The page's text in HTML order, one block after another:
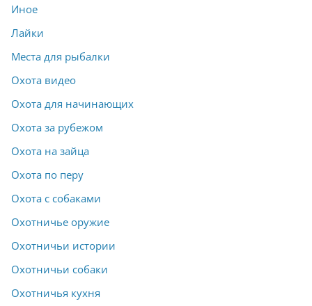
Иное
Лайки
Места для рыбалки
Охота видео
Охота для начинающих
Охота за рубежом
Охота на зайца
Охота по перу
Охота с собаками
Охотничье оружие
Охотничьи истории
Охотничьи собаки
Охотничья кухня